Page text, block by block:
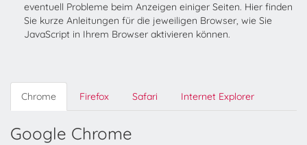
eventuell Probleme beim Anzeigen einiger Seiten. Hier finden
Sie kurze Anleitungen für die jeweiligen Browser, wie Sie
JavaScript in Ihrem Browser aktivieren können.
Chrome Firefox Safari Internet Explorer
Google Chrome